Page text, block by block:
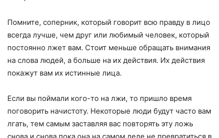
Помните, соперник, который говорит всю правду в лицо
всегда лучше, чем друг или любимый человек, который
постоянно лжет вам. Стоит меньше обращать внимания
на слова людей, а больше на их действия. Их действия
покажут вам их истинные лица.
Если вы поймали кого-то на лжи, то пришло время
поговорить начистоту. Некоторые люди будут часто вам
лгать, тем самым заставляя вас повторять эту ложь